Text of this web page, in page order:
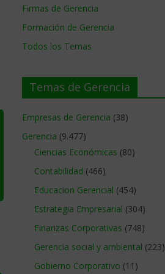
Firmas de Gerencia
Formación de Gerencia
Todos los Temas
Temas de Gerencia
Empresas de Gerencia (38)
Gerencia (9.477)
Ciencias Económicas (80)
Contabilidad (466)
Educacion Gerencial (454)
Estrategia Empresarial (304)
Finanzas Corporativas (748)
Gerencia social y ambiental (223)
Gobierno Corporativo (11)